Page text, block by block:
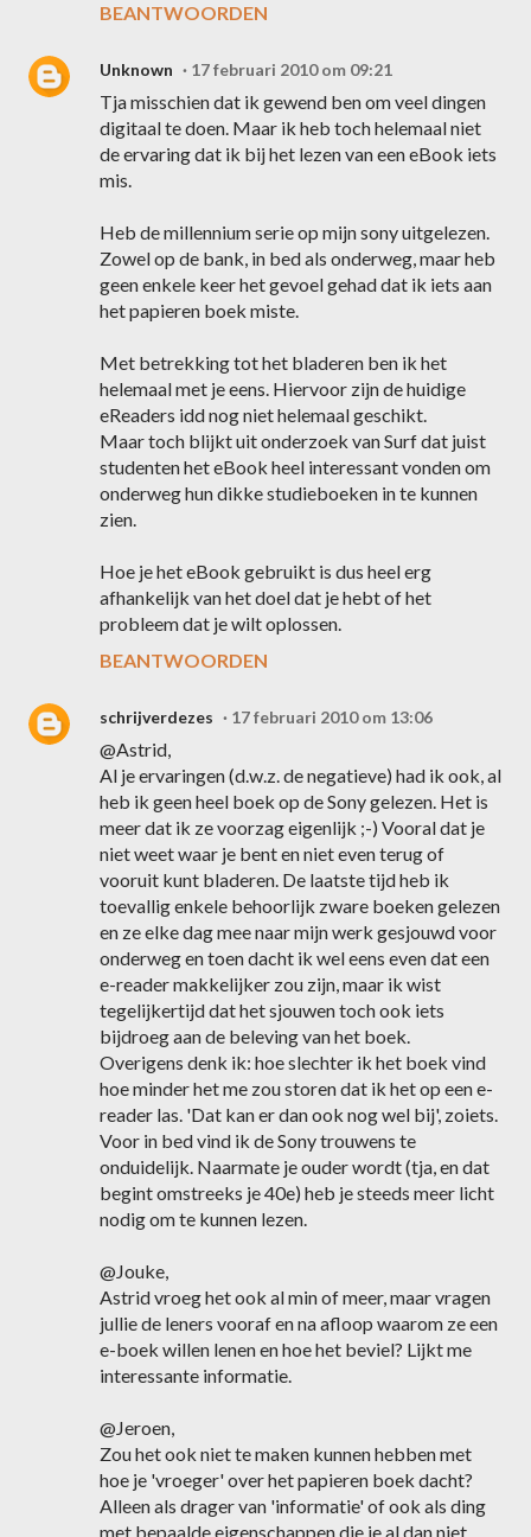
BEANTWOORDEN
Unknown 17 februari 2010 om 09:21
Tja misschien dat ik gewend ben om veel dingen
digitaal te doen. Maar ik heb toch helemaal niet
de ervaring dat ik bij het lezen van een eBook iets
mis.
Heb de millennium serie op mijn sony uitgelezen.
Zowel op de bank, in bed als onderweg, maar heb
geen enkele keer het gevoel gehad dat ik iets aan
het papieren boek miste.
Met betrekking tot het bladeren ben ik het
helemaal met je eens. Hiervoor zijn de huidige
eReaders idd nog niet helemaal geschikt.
Maar toch blijkt uit onderzoek van Surf dat juist
studenten het eBook heel interessant vonden om
onderweg hun dikke studieboeken in te kunnen
zien.
Hoe je het eBook gebruikt is dus heel erg
afhankelijk van het doel dat je hebt of het
probleem dat je wilt oplossen.
BEANTWOORDEN
schrijverdezes 17 februari 2010 om 13:06
@Astrid,
Al je ervaringen (d.w.z. de negatieve) had ik ook, al
heb ik geen heel boek op de Sony gelezen. Het is
meer dat ik ze voorzag eigenlijk ;-) Vooral dat je
niet weet waar je bent en niet even terug of
vooruit kunt bladeren. De laatste tijd heb ik
toevallig enkele behoorlijk zware boeken gelezen
en ze elke dag mee naar mijn werk gesjouwd voor
onderweg en toen dacht ik wel eens even dat een
e-reader makkelijker zou zijn, maar ik wist
tegelijkertijd dat het sjouwen toch ook iets
bijdroeg aan de beleving van het boek.
Overigens denk ik: hoe slechter ik het boek vind
hoe minder het me zou storen dat ik het op een e-
reader las. 'Dat kan er dan ook nog wel bij', zoiets.
Voor in bed vind ik de Sony trouwens te
onduidelijk. Naarmate je ouder wordt (tja, en dat
begint omstreeks je 40e) heb je steeds meer licht
nodig om te kunnen lezen.
@Jouke,
Astrid vroeg het ook al min of meer, maar vragen
jullie de leners vooraf en na afloop waarom ze een
e-boek willen lenen en hoe het beviel? Lijkt me
interessante informatie.
@Jeroen,
Zou het ook niet te maken kunnen hebben met
hoe je 'vroeger' over het papieren boek dacht?
Alleen als drager van 'informatie' of ook als ding
met bepaalde eigenschappen die je al dan niet